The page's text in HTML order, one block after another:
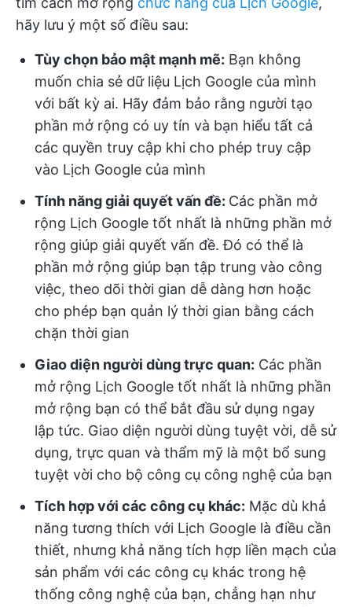
hãy lưu ý một số điều sau:
Tùy chọn bảo mật mạnh mẽ: Bạn không
muốn chia sẻ dữ liệu Lịch Google của mình
với bất kỳ ai. Hãy đảm bảo rằng người tạo
phần mở rộng có uy tín và bạn hiểu tất cả
các quyền truy cập khi cho phép truy cập
vào Lịch Google của mình
Tính năng giải quyết vấn đề: Các phần mở
rộng Lịch Google tốt nhất là những phần mở
rộng giúp giải quyết vấn đề. Đó có thể là
phần mở rộng giúp bạn tập trung vào công
việc, theo dõi thời gian dễ dàng hơn hoặc
cho phép bạn quản lý thời gian bằng cách
chặn thời gian
Giao diện người dùng trực quan: Các phần
mở rộng Lịch Google tốt nhất là những phần
mở rộng bạn có thể bắt đầu sử dụng ngay
lập tức. Giao diện người dùng tuyệt vời, dễ sử
dụng, trực quan và thẩm mỹ là một bổ sung
tuyệt vời cho bộ công cụ công nghệ của bạn
Tích hợp với các công cụ khác: Mặc dù khả
năng tương thích với Lịch Google là điều cần
thiết, nhưng khả năng tích hợp liền mạch của
sản phẩm với các công cụ khác trong hệ
thống công nghệ của bạn, chẳng hạn như